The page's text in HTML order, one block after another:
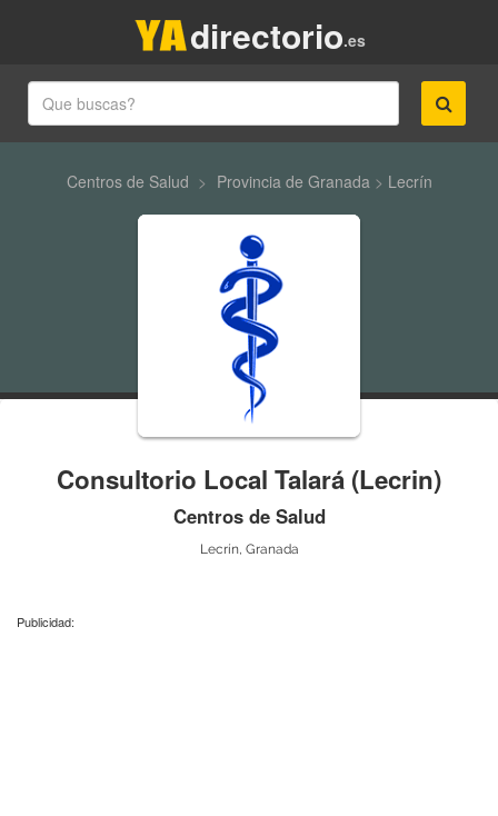
.es
directorio
Centros de Salud > Provincia de Granada> Lecrín
Consultorio Local Talará (Lecrin)
Centros de Salud
Lecrín, Granada
Publicidad: